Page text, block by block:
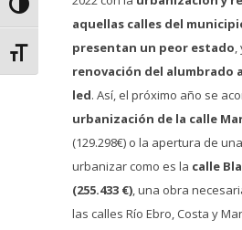
Alternar alto contraste
Alternar tamaño de letra
aquellas calles del
presentan un peor estado,
renovación del alumbrado
led. Así, el próximo año se
urbanización de la calle
(129.298€) o la apertura de
urbanizar como es la calle
(255.433 €), una obra
las calles Río Ebro, Costa y